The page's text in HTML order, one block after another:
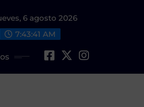
6 agosto 2026
7:43:42 AM